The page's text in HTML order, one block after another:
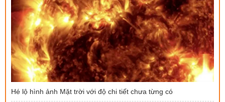
Hé lộ hình ảnh Mặt trời với độ chi tiết chưa từng có